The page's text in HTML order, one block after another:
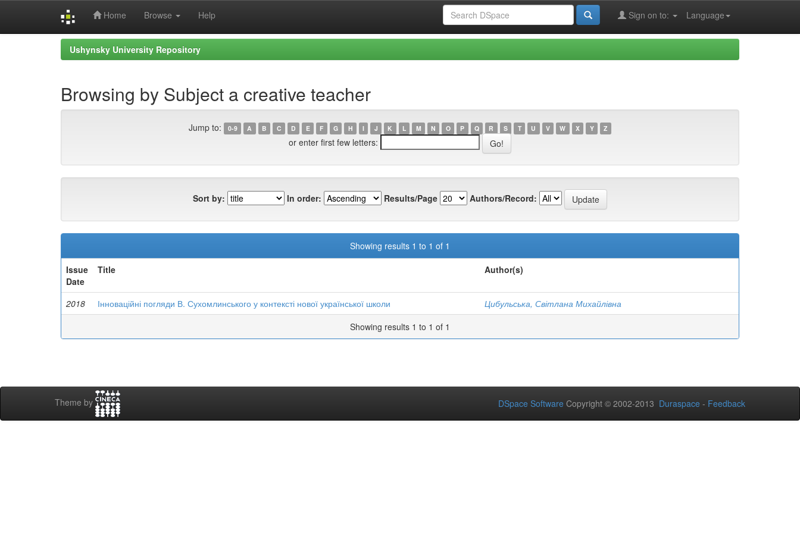
Home Browse Help Language
Sign on to:
Ushynsky University Repository
Browsing by Subject a creative teacher
Jump to: 0-9 A B C D E F G H I J K L M N O P Q R S T U V W X Y Z
or enter first few letters:
Sort by: In order: Results/Page Authors/Record:
Showing results 1 to 1 of 1
Issue
Date
Title Author(s)
2018 Інноваційні погляди В. Сухомлинського у контексті нової української школи
Цибульська, Світлана Михайлівна
Showing results 1 to 1 of 1
Theme by DSpace Software Copyright © 2002-2013 Duraspace - Feedback